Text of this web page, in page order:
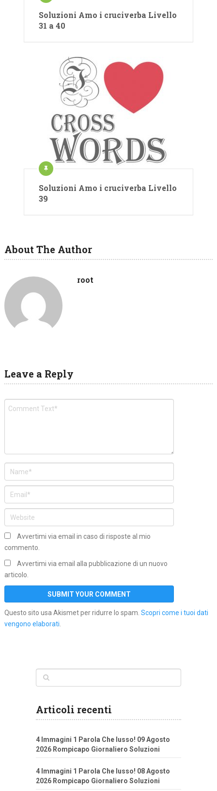
Soluzioni Amo i cruciverba Livello
31 a 40
Soluzioni Amo i cruciverba Livello
39
About The Author
root
Leave a Reply
Avvertimi via email in caso di risposte al mio
commento.
Avvertimi via email alla pubblicazione di un nuovo
articolo.
Questo sito usa Akismet per ridurre lo spam. Scopri come i tuoi dati
vengono elaborati.
Articoli recenti
4 Immagini 1 Parola Che lusso! 09 Agosto
2026 Rompicapo Giornaliero Soluzioni
4 Immagini 1 Parola Che lusso! 08 Agosto
2026 Rompicapo Giornaliero Soluzioni